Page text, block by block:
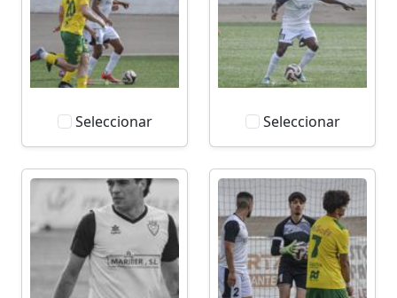
Seleccionar Seleccionar